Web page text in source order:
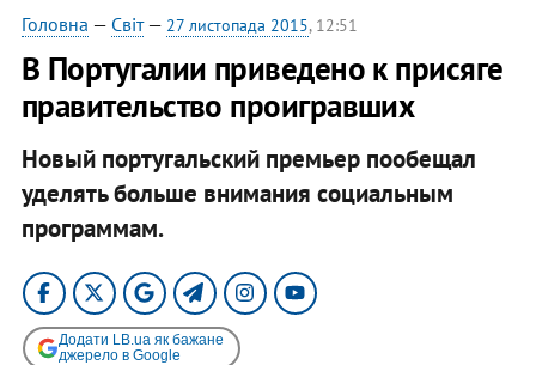
Головна — Світ— 27 листопада 2015, 12:51
​В Португалии приведено к присяге
правительство проигравших
Новый португальский премьер пообещал
уделять больше внимания социальным
программам.
Додати LB.ua як бажане
джерело в Google